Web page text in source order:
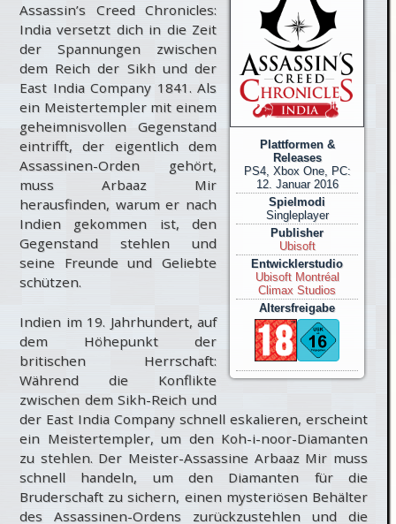
Plattformen &
Releases
PS4, Xbox One, PC:
12. Januar 2016
Spielmodi
Singleplayer
Publisher
Ubisoft
Entwicklerstudio
Ubisoft Montréal
Climax Studios
Altersfreigabe
Assassin’s Creed Chronicles:
India versetzt dich in die Zeit
der Spannungen zwischen
dem Reich der Sikh und der
East India Company 1841. Als
ein Meistertempler mit einem
geheimnisvollen Gegenstand
eintrifft, der eigentlich dem
Assassinen-Orden gehört,
muss Arbaaz Mir
herausfinden, warum er nach
Indien gekommen ist, den
Gegenstand stehlen und
seine Freunde und Geliebte
schützen.
Indien im 19. Jahrhundert, auf
dem Höhepunkt der
britischen Herrschaft:
Während die Konflikte
zwischen dem Sikh-Reich und
der East India Company schnell eskalieren, erscheint
ein Meistertempler, um den Koh-i-noor-Diamanten
zu stehlen. Der Meister-Assassine Arbaaz Mir muss
schnell handeln, um den Diamanten für die
Bruderschaft zu sichern, einen mysteriösen Behälter
des Assassinen-Ordens zurückzustehlen und die